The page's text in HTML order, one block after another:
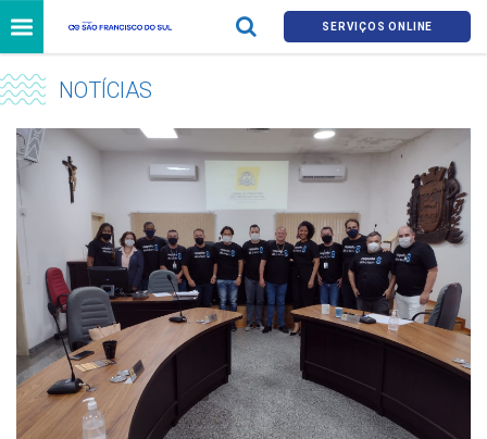
SERVIÇOS ONLINE
NOTÍCIAS